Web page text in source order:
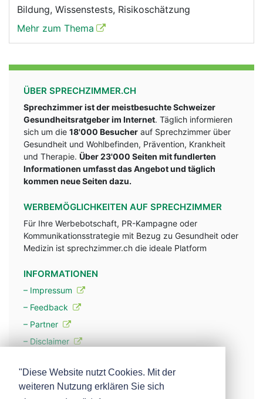
Bildung, Wissenstests, Risikoschätzung
Mehr zum Thema
ÜBER SPRECHZIMMER.CH
Sprechzimmer ist der meistbesuchte Schweizer
Gesundheitsratgeber im Internet. Täglich informieren
sich um die 18'000 Besucher auf Sprechzimmer über
Gesundheit und Wohlbefinden, Prävention, Krankheit
und Therapie. Über 23'000 Seiten mit fundlerten
Informationen umfasst das Angebot und täglich
kommen neue Seiten dazu.
WERBEMÖGLICHKEITEN AUF SPRECHZIMMER
Für Ihre Werbebotschaft, PR-Kampagne oder
Kommunikationsstrategie mit Bezug zu Gesundheit oder
Medizin ist sprechzimmer.ch die ideale Platform
INFORMATIONEN
– Impressum
– Feedback
– Partner
– Disclaimer
– Werbung
"Diese Website nutzt Cookies. Mit der
weiteren Nutzung erklären Sie sich